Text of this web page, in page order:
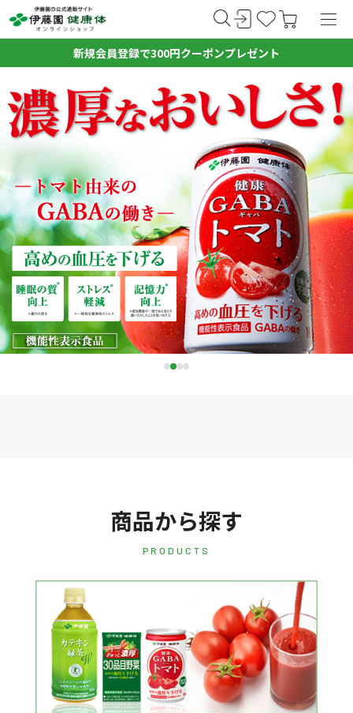
新規会員登録で300円クーポンプレゼント
商品から探す
PRODUCTS